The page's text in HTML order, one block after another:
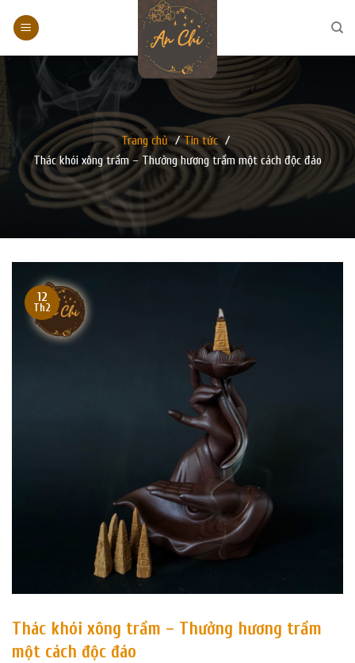
Trang chủ / Tin tức /
Thác khói xông trầm – Thưởng hương trầm một cách độc đáo
Thác khói xông trầm – Thưởng hương trầm
một cách độc đáo
12
Th2